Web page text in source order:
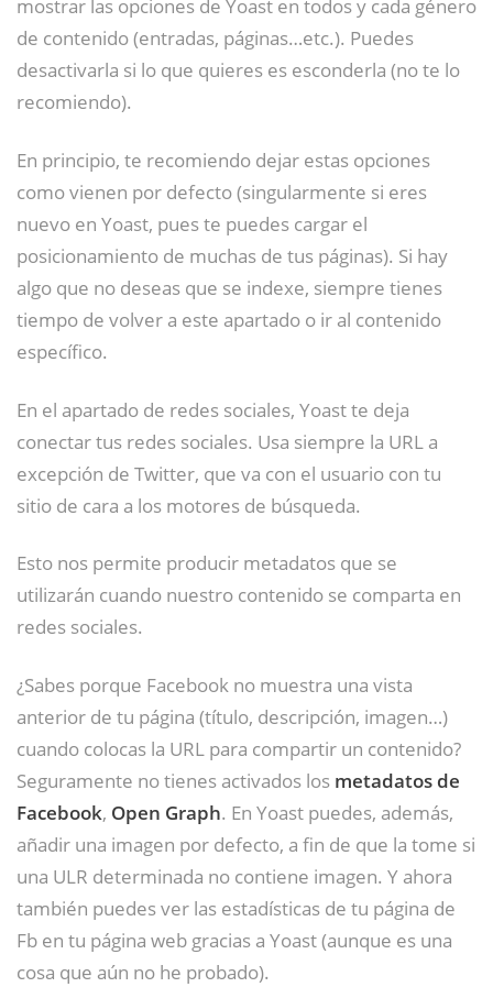
mostrar las opciones de Yoast en todos y cada género
de contenido (entradas, páginas…etc.). Puedes
desactivarla si lo que quieres es esconderla (no te lo
recomiendo).
En principio, te recomiendo dejar estas opciones
como vienen por defecto (singularmente si eres
nuevo en Yoast, pues te puedes cargar el
posicionamiento de muchas de tus páginas). Si hay
algo que no deseas que se indexe, siempre tienes
tiempo de volver a este apartado o ir al contenido
específico.
En el apartado de redes sociales, Yoast te deja
conectar tus redes sociales. Usa siempre la URL a
excepción de Twitter, que va con el usuario con tu
sitio de cara a los motores de búsqueda.
Esto nos permite producir metadatos que se
utilizarán cuando nuestro contenido se comparta en
redes sociales.
¿Sabes porque Facebook no muestra una vista
anterior de tu página (título, descripción, imagen…)
cuando colocas la URL para compartir un contenido?
Seguramente no tienes activados los metadatos de
Facebook, Open Graph. En Yoast puedes, además,
añadir una imagen por defecto, a fin de que la tome si
una ULR determinada no contiene imagen. Y ahora
también puedes ver las estadísticas de tu página de
Fb en tu página web gracias a Yoast (aunque es una
cosa que aún no he probado).